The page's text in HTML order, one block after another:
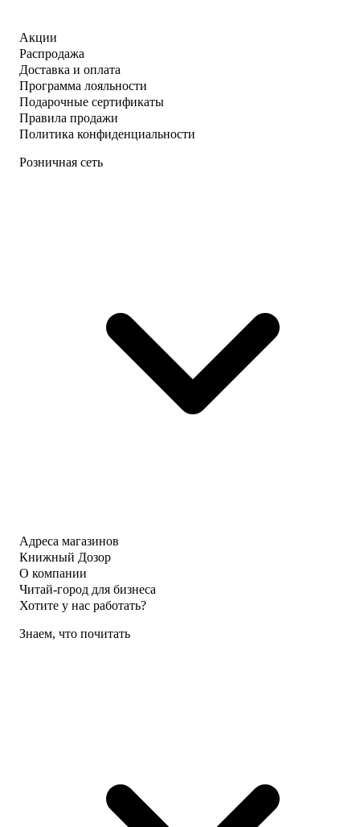
Акции
Распродажа
Доставка и оплата
Программа лояльности
Подарочные сертификаты
Правила продажи
Политика конфиденциальности
Розничная сеть
Адреса магазинов
Книжный Дозор
О компании
Читай-город для бизнеса
Хотите у нас работать?
Знаем, что почитать